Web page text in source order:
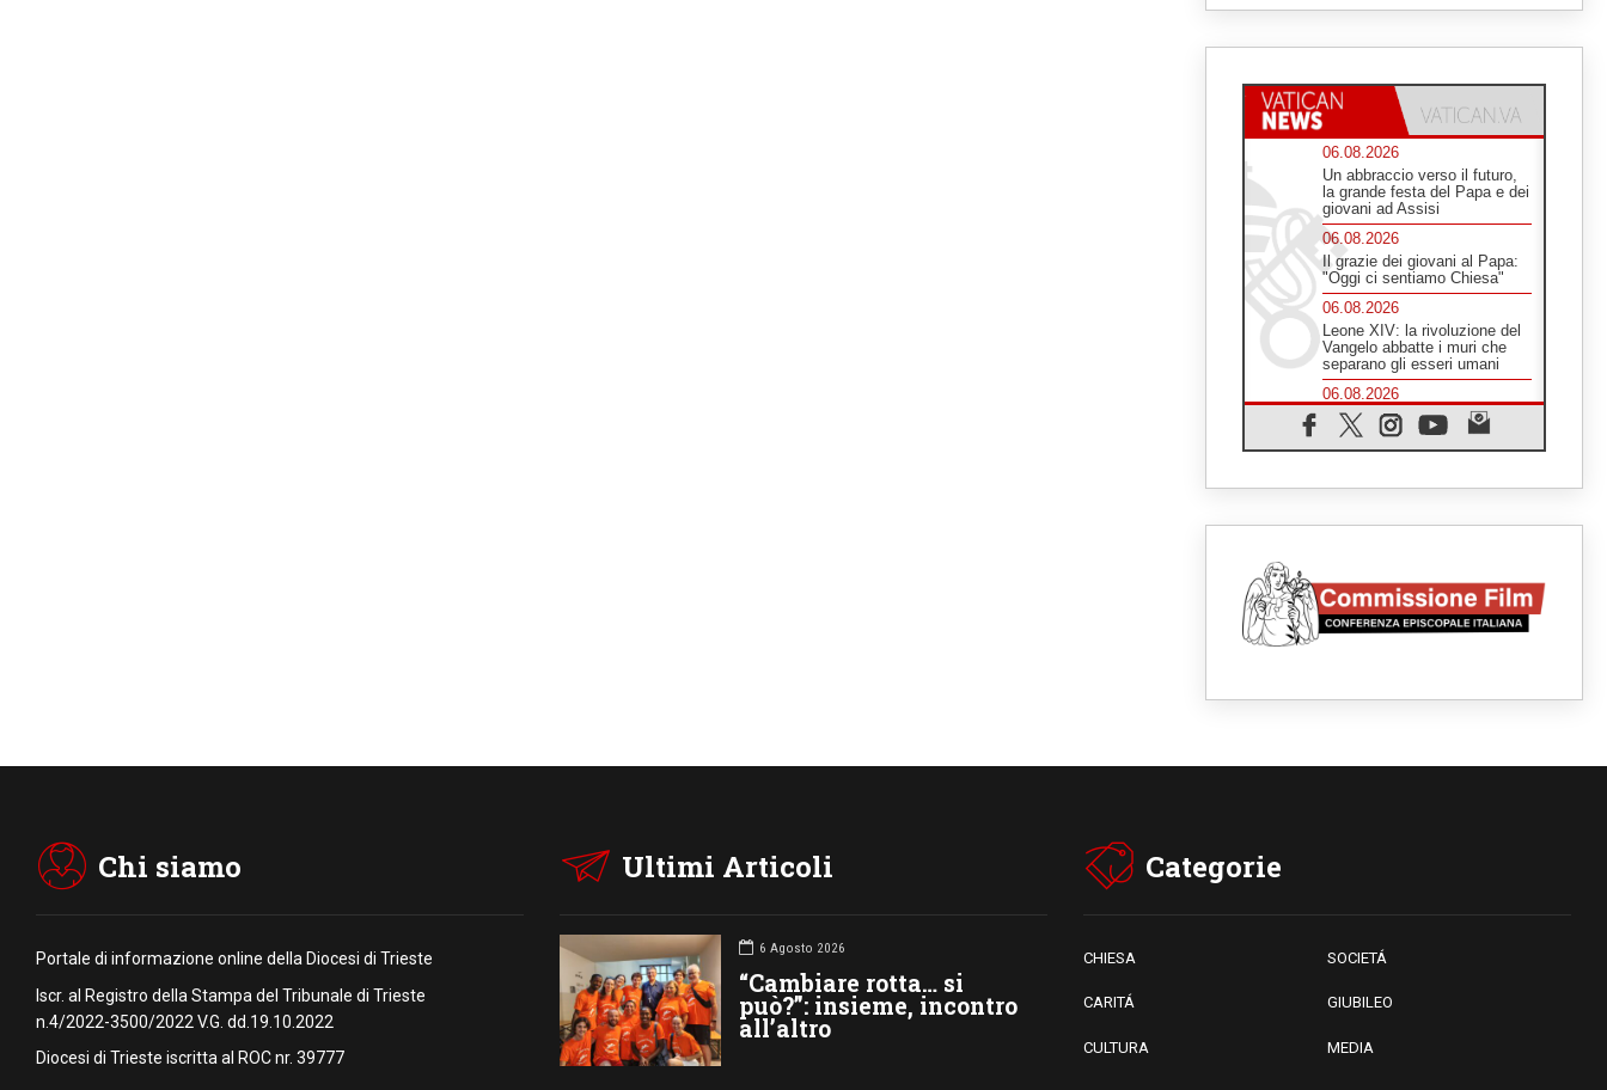
06.08.2026
Un abbraccio verso il futuro,
la grande festa del Papa e dei
giovani ad Assisi
06.08.2026
Il grazie dei giovani al Papa:
"Oggi ci sentiamo Chiesa"
06.08.2026
Leone XIV: la rivoluzione del
Vangelo abbatte i muri che
separano gli esseri umani
06.08.2026
Fra Marco Vianelli: alla scuola
di san Francesco per
imparare il Vangelo della pace
Il Papa con i giovani ad
Assisi: costruire la civiltà
dell'amore non delle
contrapposizioni
Medio Oriente, intesa tra Iran
e Oman sullo Stretto di
Chi siamo
Portale di informazione online della Diocesi di Trieste
Iscr. al Registro della Stampa del Tribunale di Trieste
n.4/2022-3500/2022 V.G. dd.19.10.2022
Diocesi di Trieste iscritta al ROC nr. 39777
Ultimi Articoli
6 Agosto 2026
“Cambiare rotta… si
può?”: insieme, incontro
all’altro
Categorie
CHIESA SOCIETÁ
CARITÁ GIUBILEO
CULTURA MEDIA